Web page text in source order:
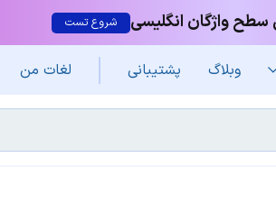
سطح واژگان انگلیسی شروع تست
وبلاگ پشتیبانی لغات من